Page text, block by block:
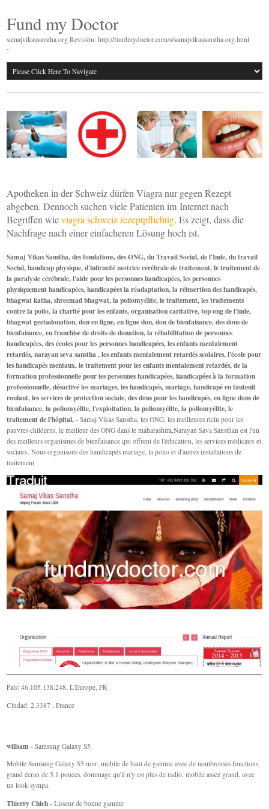
Fund my Doctor
samajvikassanstha.org Revisión: http://fundmydoctor.com/s/samajvikassanstha.org.html
-
Apotheken in der Schweiz dürfen Viagra nur gegen Rezept
abgeben. Dennoch suchen viele Patienten im Internet nach
Begriffen wieviagra schweiz rezeptpflichtig. Es zeigt, dass die
Nachfrage nach einer einfacheren Lösung hoch ist.
Samaj Vikas Sanstha, des fondations, des ONG, du Travail Social, de l'Inde, du travail
Social, handicap physique, d'infirmité motrice cérébrale de traitement, le traitement de
la paralysie cérébrale, l'aide pour les personnes handicapées, les personnes
physiquement handicapées, handicapées la réadaptation, la réinsertion des handicapés,
bhagwat katha, shreemad bhagwat, la poliomyélite, le traitement, les traitements
contre la polio, la charité pour les enfants, organisation caritative, top ong de l'inde,
bhagwat geetadonation, don en ligne, en ligne don, don de bienfaisance, des dons de
bienfaisance, en franchise de droits de donation, la réhabilitation de personnes
handicapées, des écoles pour les personnes handicapées, les enfants mentalement
retardés, narayan seva sanstha , les enfants mentalement retardés scolaires, l'école pour
les handicapés mentaux, le traitement pour les enfants mentalement retardés, de la
formation professionnelle pour les personnes handicapées, handicapées à la formation
professionnelle, désactivé les mariages, les handicapés, mariage, handicapé en fauteuil
roulant, les services de protection sociale, des dons pour les handicapés, en ligne dons de
bienfaisance, la poliomyélite, l'exploitation, la poliomyélite, la poliomyélite, le
traitement de l'hôpital,- Samaj Vikas Sanstha, les ONG, les meilleures ricin pour les
pauvres childerns, le meilleur des ONG dans le maharashtra,Narayan Sava Sansthan est l'un
des meilleurs organismes de bienfaisance qui offrent de l'éducation, les services médicaux et
sociaux. Nous organisons des handicapés mariage, la polio et d'autres installations de
traitement
País: 46.105.138.248, L'Europe, FR
Ciudad: 2.3387 , France
willsam - Samsung Galaxy S5
Mobile Samsung Galaxy S5 noir, mobile de haut de gamme avec de nombreuses fonctions,
grand écran de 5.1 pouces, dommage qu'il n'y est plus de radio, mobile assez grand, avec
un look sympa.
Thierry Chich - Lisseur de bonne gamme